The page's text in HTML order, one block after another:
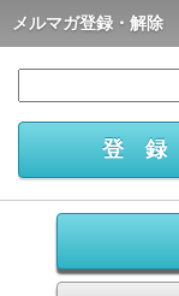
メルマガ登録・解除